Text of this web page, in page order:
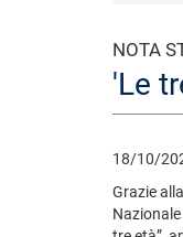
NOTA
'Le
18/10/
Grazie